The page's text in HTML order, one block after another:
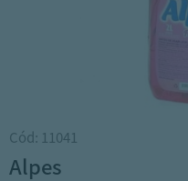
Cód: 11041
alpes